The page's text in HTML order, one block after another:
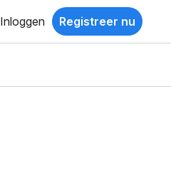
Inloggen Registreer nu